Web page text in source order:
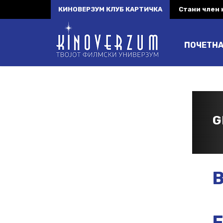
КИНОВЕРЗУМ КЛУБ КАРТИЧКА Стани член
ПОЧЕТНА